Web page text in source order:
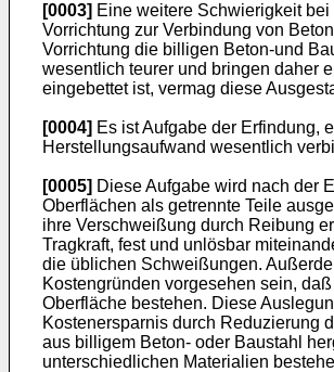
[0003] Eine weitere Schwierigkeit
Vorrichtung zur Verbindung von
Vorrichtung die billigen Beton-und
wesentlich teurer und bringen daher
eingebettet ist, vermag diese
[0004] Es ist Aufgabe der Erfindung,
Herstellungsaufwand wesentlich
[0005] Diese Aufgabe wird nach der
Oberflächen als getrennte Teile
ihre Verschweißung durch Reibung
Tragkraft, fest und unlösbar
die üblichen Schweißungen.
Kostengründen vorgesehen sein,
Oberfläche bestehen. Diese
Kostenersparnis durch Reduzierung
aus billigem Beton- oder Baustahl
unterschiedlichen Materialien